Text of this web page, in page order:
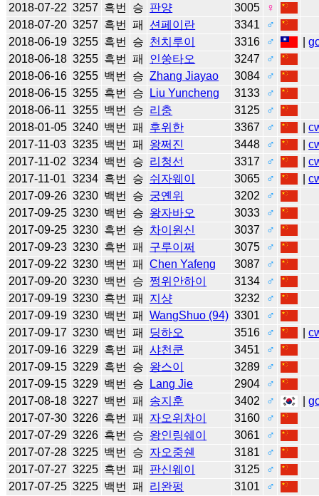
2018-07-22 3257 흑번 승 판양 3005
♀
2018-07-20 3257 흑번 패 션페이란 3341
♂
2018-06-19 3255 흑번 승 천치루이 3316 ♂ |
2018-06-18 3255 흑번 패 인쑹타오 3247
♂
2018-06-16 3255 백번 승 Zhang Jiayao 3084
♂
2018-06-15 3255 흑번 승 Liu Yuncheng 3133
♂
2018-06-11 3255 백번 승 리충 3125
♂
2018-01-05 3240 백번 패 후위한 3367 ♂ |
2017-11-03 3235 백번 패 왕쩌진 3448 ♂ |
2017-11-02 3234 백번 승 리청선 3317 ♂ |
2017-11-01 3234 흑번 승 쉬자웨이 3065 ♂ |
2017-09-26 3230 백번 승 궁옌위 3202
♂
2017-09-25 3230 백번 승 왕자바오 3033
♂
2017-09-25 3230 흑번 승 차이원신 3037
♂
2017-09-23 3230 흑번 패 구루이쩌 3075
♂
2017-09-22 3230 백번 패 Chen Yafeng 3087
♂
2017-09-20 3230 백번 승 쩡위안하이 3134
♂
2017-09-19 3230 흑번 패 지샹 3232
♂
2017-09-19 3230 백번 패 WangShuo (94) 3301
♂
2017-09-17 3230 백번 패 딩하오 3516 ♂ |
2017-09-16 3229 흑번 패 샤천쿤 3451
♂
2017-09-15 3229 흑번 승 왕스이 3289
♂
2017-09-15 3229 백번 승 Lang Jie 2904
♂
2017-08-18 3227 백번 패 송지훈 3402 ♂ |
2017-07-30 3226 흑번 패 자오위차이 3160
♂
2017-07-29 3226 흑번 승 왕인링쉐이 3061
♂
2017-07-28 3225 백번 승 자오중쉔 3181
♂
2017-07-27 3225 흑번 패 판신웨이 3125
♂
2017-07-25 3225 백번 패 리완펑 3101
♂